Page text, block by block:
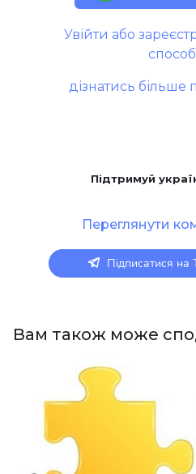
Увійти або
дізнатись більше
Підтримуй
Переглянути
Підписатися на
Вам також може